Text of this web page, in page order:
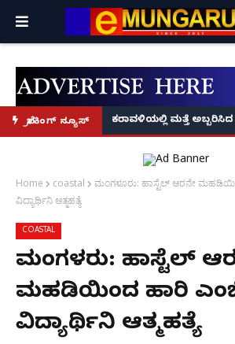
ಬ್ರೇಕಿಂಗ್ ನ್ಯೂಸ್‘ಭಕ್ತ ಪ್ರಹ್ಲಾದ’, ‘ಹೇ ರಾಮ್’!
ಕರಾವಳಿಯಲ್ಲಿ ಮತ್ತೆ
Home coastal
ಮಂಗಳೂರು: ಹಾಸ್ಟೆಲ್ ಆರನೇ
ವಿದ್ಯಾರ್ಥಿನಿ ಆತ್ಮಹತ್ಯೆ
COASTAL
ಮಂಗಳೂರು: ಹಾಸ್ಟೆಲ್
ಮಹಡಿಯಿಂದ ಹಾರಿ
ವಿದ್ಯಾರ್ಥಿನಿ ಆತ್ಮಹತ್ಯೆ